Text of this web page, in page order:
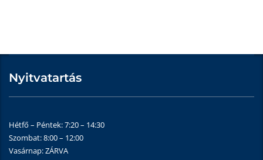
Nyitvatartás
Hétfő – Péntek: 7:20 – 14:30
Szombat: 8:00 – 12:00
Vasárnap: ZÁRVA